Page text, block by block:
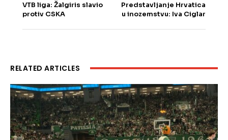
VTB liga: Žalgiris slavio
protiv CSKA
Predstavljanje Hrvatica
u inozemstvu: Iva Ciglar
RELATED ARTICLES